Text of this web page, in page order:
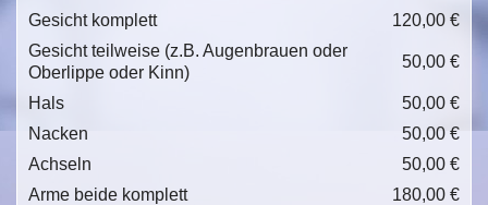
Gesicht komplett
120,00 €
Gesicht teilweise (z.B. Augenbrauen oder
Oberlippe oder Kinn)
50,00 €
Hals
50,00 €
Nacken
50,00 €
Achseln
50,00 €
Arme beide komplett
180,00 €